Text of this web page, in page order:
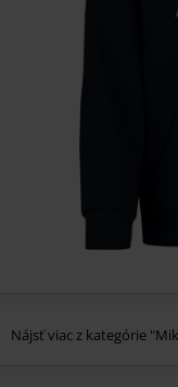
Nájsť viac z kategórie